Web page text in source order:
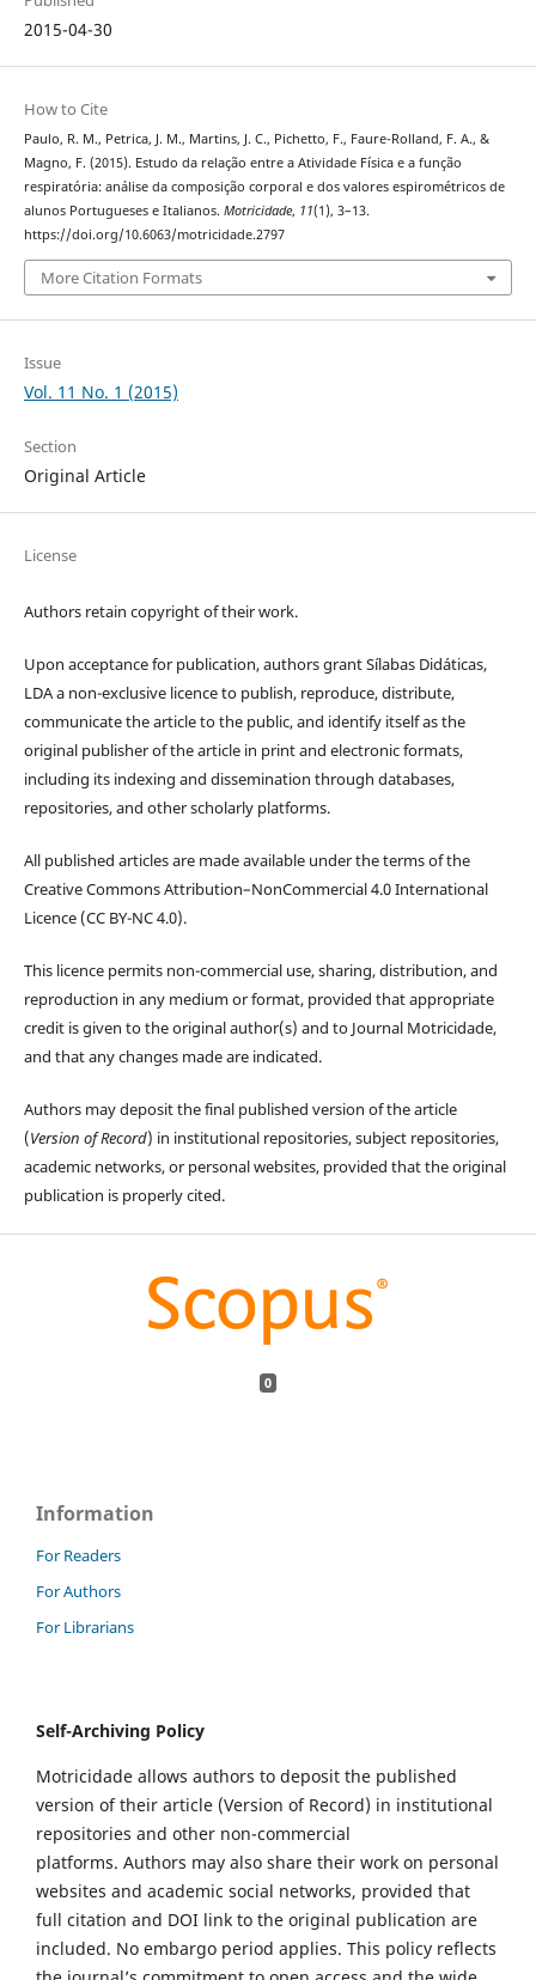
2015-04-30
How to Cite
Paulo, R. M., Petrica, J. M., Martins, J. C., Pichetto, F., Faure-Rolland, F. A., &
Magno, F. (2015). Estudo da relação entre a Atividade Física e a função
respiratória: análise da composição corporal e dos valores espirométricos de
alunos Portugueses e Italianos. Motricidade, 11(1), 3–13.
https://doi.org/10.6063/motricidade.2797
More Citation Formats
Issue
Vol. 11 No. 1 (2015)
Section
Original Article
License
Authors retain copyright of their work.
Upon acceptance for publication, authors grant Sílabas Didáticas,
LDA a non-exclusive licence to publish, reproduce, distribute,
communicate the article to the public, and identify itself as the
original publisher of the article in print and electronic formats,
including its indexing and dissemination through databases,
repositories, and other scholarly platforms.
All published articles are made available under the terms of the
Creative Commons Attribution–NonCommercial 4.0 International
Licence (CC BY-NC 4.0).
This licence permits non-commercial use, sharing, distribution, and
reproduction in any medium or format, provided that appropriate
credit is given to the original author(s) and to Journal Motricidade,
and that any changes made are indicated.
Authors may deposit the final published version of the article
(Version of Record) in institutional repositories, subject repositories,
academic networks, or personal websites, provided that the original
publication is properly cited.
0
Information
For Readers
For Authors
For Librarians
Self-Archiving Policy
Motricidade allows authors to deposit the published
version of their article (Version of Record) in institutional
repositories and other non-commercial
platforms. Authors may also share their work on personal
websites and academic social networks, provided that
full citation and DOI link to the original publication are
included. No embargo period applies. This policy reflects